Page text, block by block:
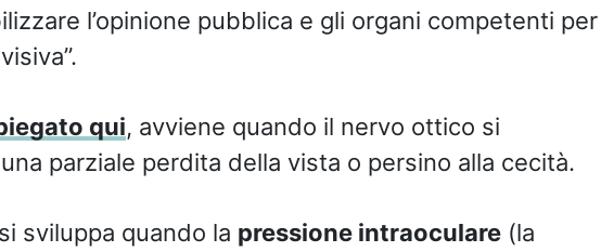
l’opinione pubblica e gli organi competenti per
qui, avviene quando il nervo ottico si
parziale perdita della vista o persino alla cecità.
sviluppa quando la pressione intraoculare(la